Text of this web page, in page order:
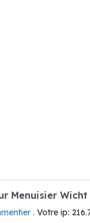
Menuisier
. Votre ip: